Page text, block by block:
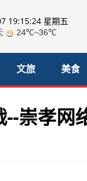
19:15:25 星期五
文旅 美食
崇孝